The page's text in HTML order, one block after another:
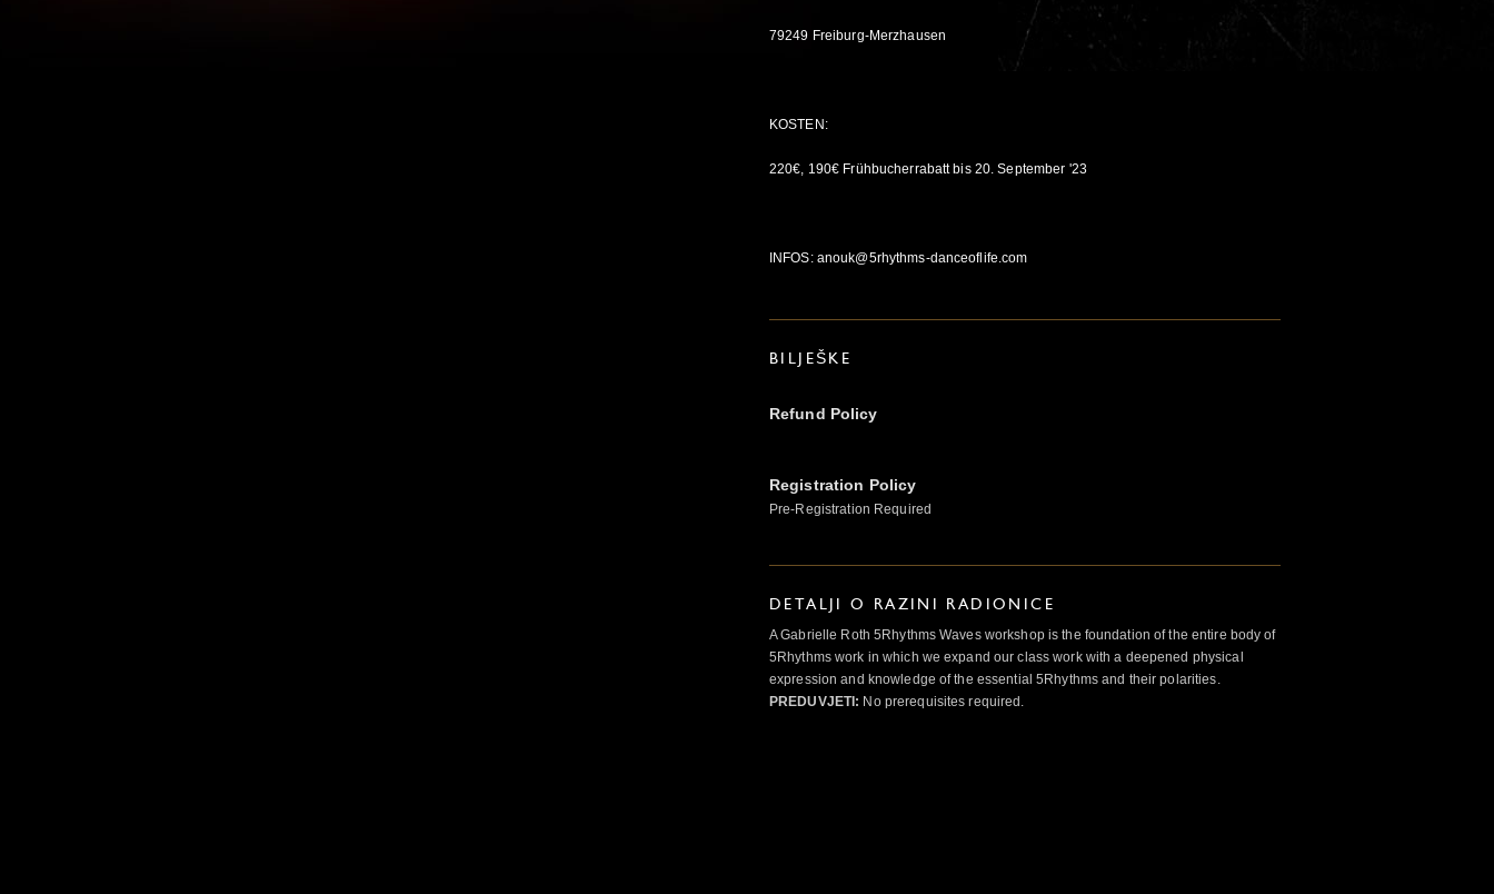
79249 Freiburg-Merzhausen
KOSTEN:
220€, 190€ Frühbucherrabatt bis 20. September '23
INFOS: anouk@5rhythms-danceoflife.com
BILJEŠKE
Refund Policy
Registration Policy
Pre-Registration Required
DETALJI O RAZINI RADIONICE
A Gabrielle Roth 5Rhythms Waves workshop is the foundation of the entire body of
5Rhythms work in which we expand our class work with a deepened physical
expression and knowledge of the essential 5Rhythms and their polarities.
PREDUVJETI: No prerequisites required.